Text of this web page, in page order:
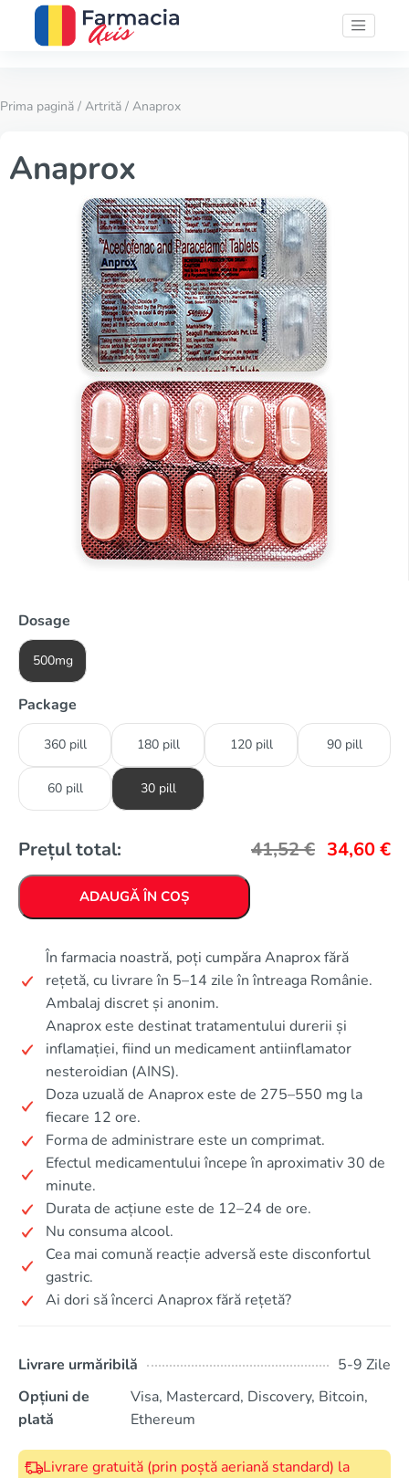
Prima pagină / Artrită / Anaprox
Anaprox
Dosage
500mg
Package
360 pill 180 pill 120 pill 90 pill
60 pill 30 pill
Prețul total: 41,52€ 34,60€
ADAUGĂ ÎN COȘ
În farmacia noastră, poți cumpăra Anaprox fără
rețetă, cu livrare în 5–14 zile în întreaga Românie.
Ambalaj discret și anonim.
Anaprox este destinat tratamentului durerii și
inflamației, fiind un medicament antiinflamator
nesteroidian (AINS).
Doza uzuală de Anaprox este de 275–550 mg la
fiecare 12 ore.
Forma de administrare este un comprimat.
Efectul medicamentului începe în aproximativ 30 de
minute.
Durata de acțiune este de 12–24 de ore.
Nu consuma alcool.
Cea mai comună reacție adversă este disconfortul
gastric.
Ai dori să încerci Anaprox fără rețetă?
Livrare urmăribilă
5-9 Zile
Opțiuni de
plată
Visa, Mastercard, Discovery, Bitcoin,
Ethereum
Livrare gratuită (prin poștă aeriană standard) la